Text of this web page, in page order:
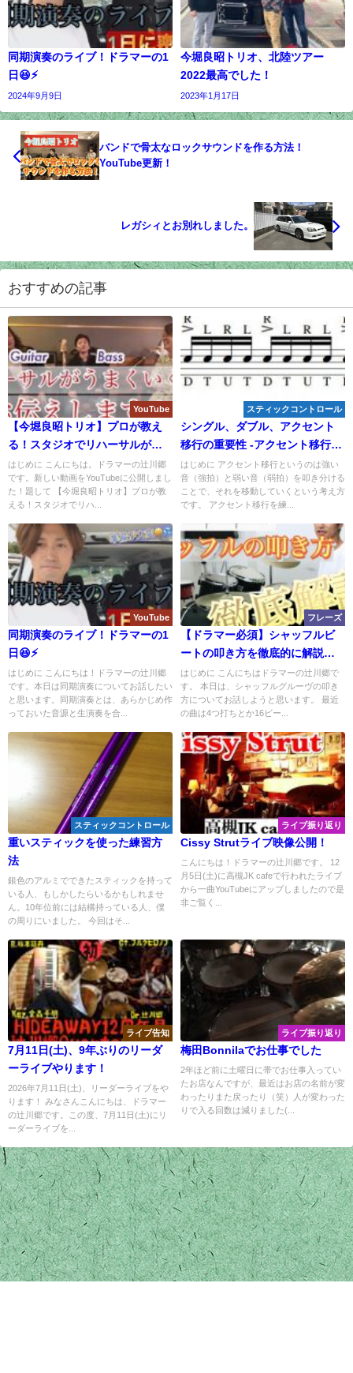
同期演奏のライブ！ドラマーの1
日😆⚡
2024年9月9日
今堀良昭トリオ、北陸ツアー
2022最高でした！
2023年1月17日
バンドで骨太なロックサウンドを作る方法！
YouTube更新！
レガシィとお別れしました。
おすすめの記事
YouTube
【今堀良昭トリオ】プロが教え
る！スタジオでリハーサルがう
まくいくコツ！！Part1
はじめに こんにちは。ドラマーの辻川郷
です。新しい動画をYouTubeに公開しまし
た！題して 【今堀良昭トリオ】プロが教
える！スタジオでリハ...
スティックコントロール
シングル、ダブル、アクセント
移行の重要性 -アクセント移行に
ついて-
はじめに アクセント移行というのは強い
音（強拍）と弱い音（弱拍）を叩き分ける
ことで、それを移動していくという考え方
です。 アクセント移行を練...
YouTube
同期演奏のライブ！ドラマーの1
日😆⚡
はじめに こんにちは！ドラマーの辻川郷
です。本日は同期演奏についてお話したい
と思います。同期演奏とは、あらかじめ作
っておいた音源と生演奏を合...
フレーズ
【ドラマー必須】シャッフルビ
ートの叩き方を徹底的に解説し
てみた！【YouTube】
はじめに こんにちはドラマーの辻川郷で
す。 本日は、シャッフルグルーヴの叩き
方についてお話しようと思います。 最近
の曲は4つ打ちとか16ビー...
スティックコントロール
重いスティックを使った練習方
法
銀色のアルミでできたスティックを持って
いる人、もしかしたらいるかもしれませ
ん。10年位前には結構持っている人、僕
の周りにいました。 今回はそ...
ライブ振り返り
Cissy Strutライブ映像公開！
こんにちは！ドラマーの辻川郷です。 12
月5日(土)に高槻JK cafeで行われたライブ
から一曲YouTubeにアップしましたので是
非ご覧く...
ライブ告知
7月11日(土)、9年ぶりのリーダ
ーライブやります！
2026年7月11日(土)、リーダーライブをや
ります！ みなさんこんにちは、ドラマー
の辻川郷です。この度、7月11日(土)にリ
ーダーライブを...
ライブ振り返り
梅田Bonnilaでお仕事でした
2年ほど前に土曜日に帯でお仕事入ってい
たお店なんですが、最近はお店の名前が変
わったりまた戻ったり（笑）人が変わった
りで入る回数は減りました(...